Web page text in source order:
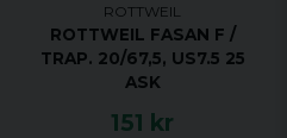
ROTTWEIL
ROTTWEIL FASAN F /
TRAP. 20/67,5, US7.5 25
ASK
151 kr